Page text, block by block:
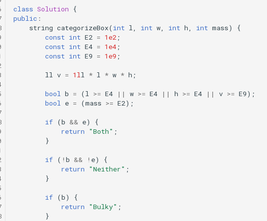
class Solution
{
public :
string categorizeBox(int l, int w, int h, int mass)
{
const int E2 = 1e2;
const int E4 = 1e4;
const int E9 = 1e9 ;
ll v = 1ll * l * w * h ;
bool b = (l >= E4 || w >= E4 || h >= E4 || v >= E9);
bool e = (mass >= E2);
if (b && e)
{
return
"Both" ;
}
if ( ! b && ! e)
{
return
"Neither" ;
}
if (b)
{
return
"Bulky" ;
}